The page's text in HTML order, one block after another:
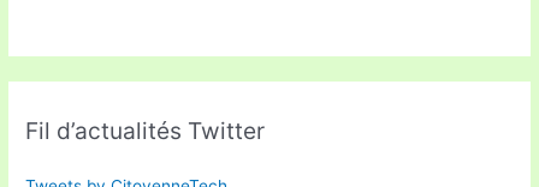
Fil d’actualités Twitter